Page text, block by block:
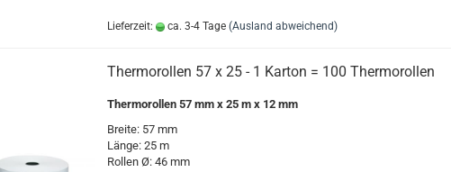
Lieferzeit: ca. 3-4 Tage (Ausland abweichend)
Thermorollen 57 x 25 - 1 Karton = 100 Thermorollen
Thermorollen 57 mm x 25 m x 12 mm
Breite: 57 mm
Länge: 25 m
Rollen Ø: 46 mm